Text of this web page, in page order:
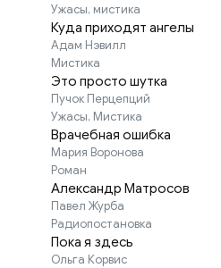
Ужасы, мистика
Куда приходят ангелы
Адам Нэвилл
Мистика
Это просто шутка
Пучок Перцепций
Ужасы, Мистика
Врачебная ошибка
Мария Воронова
Роман
Александр Матросов
Павел Журба
Радиопостановка
Пока я здесь
Ольга Корвис